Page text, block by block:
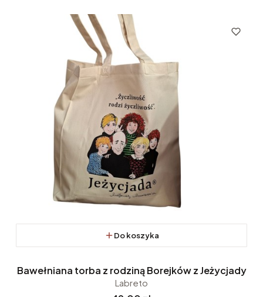
Do koszyka
Bawełniana torba z rodziną Borejków z Jeżycjady
Labreto